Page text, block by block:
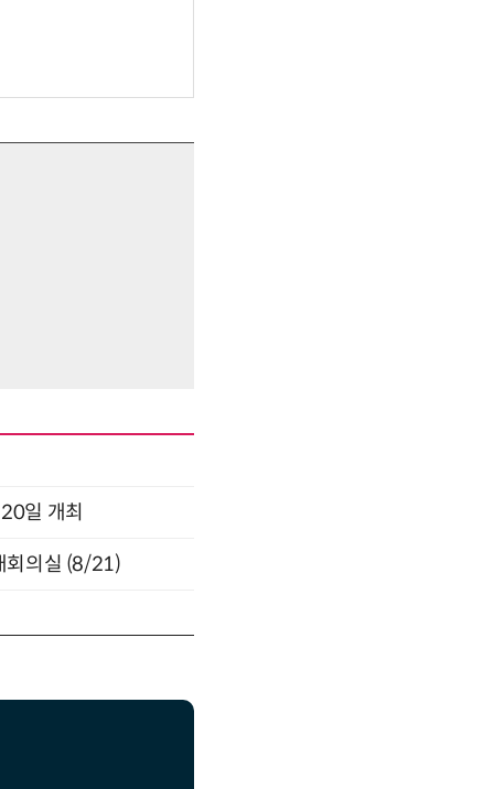
일 개최
회의실 (8/21)